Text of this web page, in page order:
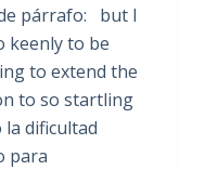
párrafo: but I
keenly to be
to extend the
to so startling
dificultad
para